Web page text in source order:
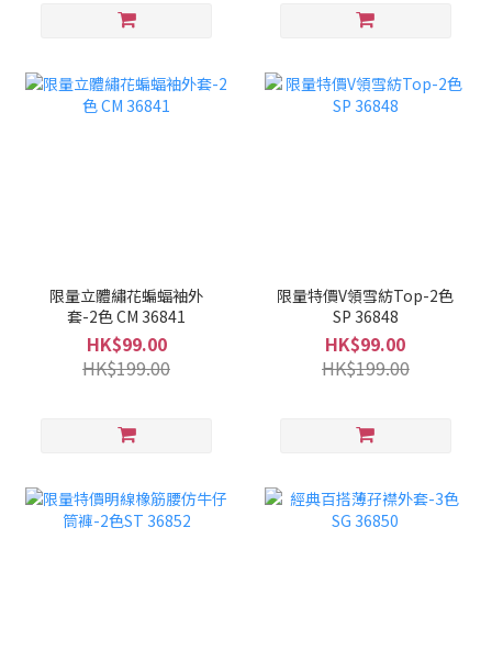
限量立體繡花蝙蝠袖外
套-2色 CM 36841
HK$99.00
HK$199.00
限量特價V領雪紡Top-2色
SP 36848
HK$99.00
HK$199.00